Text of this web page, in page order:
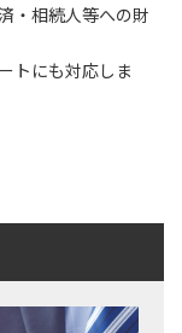
・相続人等への財
トにも対応しま